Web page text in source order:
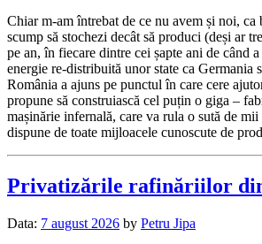
Chiar m-am întrebat de ce nu avem și noi, ca
scump să stochezi decât să produci (deși ar
pe an, în fiecare dintre cei șapte ani de când
energie re-distribuită unor state ca
România a ajuns pe punctul în care cere
propune să construiască cel puțin o giga –
mașinărie infernală, care va rula o sută de
dispune de toate mijloacele cunoscute de
Privatizările rafinăriilor
Data: 7 august 2026 by Petru Jipa